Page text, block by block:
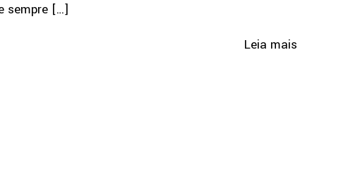
sempre[…]
Leia mais